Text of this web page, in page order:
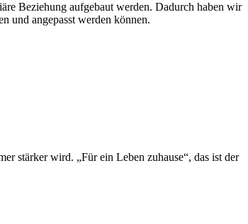
Beziehung aufgebaut werden. Dadurch haben wir
und angepasst werden können.
stärker wird. „Für ein Leben zuhause“, das ist der